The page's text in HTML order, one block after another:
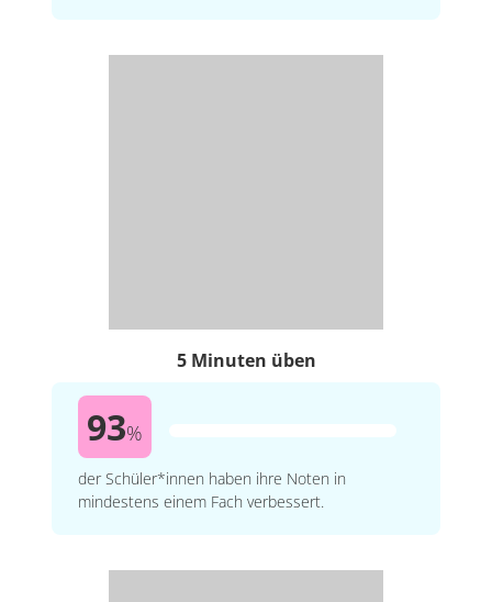
5 Minuten üben
93%
der Schüler*innen haben ihre Noten in
mindestens einem Fach verbessert.